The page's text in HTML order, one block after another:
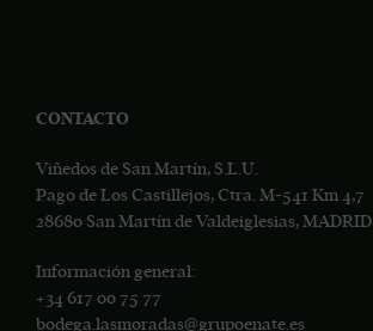
CONTACTO
Viñedos de San Martín, S.L.U.
Pago de Los Castillejos, Ctra. M-541 Km 4,7
28680 San Martín de Valdeiglesias, MADRID
Información general:
+34 617 00 75 77
bodega.lasmoradas@grupoenate.es